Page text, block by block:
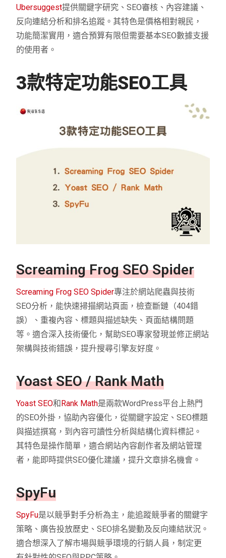
Ubersuggest提供關鍵字研究、SEO審核、內容建議、
反向連結分析和排名追蹤。其特色是價格相對親民，
功能簡潔實用，適合預算有限但需要基本SEO數據支援
的使用者。
3款特定功能SEO工具
Screaming Frog SEO Spider
Screaming Frog SEO Spider專注於網站爬蟲與技術
SEO分析，能快速掃描網站頁面，檢查斷鏈（404錯
誤）、重複內容、標題與描述缺失、頁面結構問題
等。適合深入技術優化，幫助SEO專家發現並修正網站
架構與技術錯誤，提升搜尋引擎友好度。
Yoast SEO / Rank Math
Yoast SEO和Rank Math是兩款WordPress平台上熱門
的SEO外掛，協助內容優化，從關鍵字設定、SEO標題
與描述撰寫，到內容可讀性分析與結構化資料標記。
其特色是操作簡單，適合網站內容創作者及網站管理
者，能即時提供SEO優化建議，提升文章排名機會。
SpyFu
SpyFu是以競爭對手分析為主，能追蹤競爭者的關鍵字
策略、廣告投放歷史、SEO排名變動及反向連結狀況。
適合想深入了解市場與競爭環境的行銷人員，制定更